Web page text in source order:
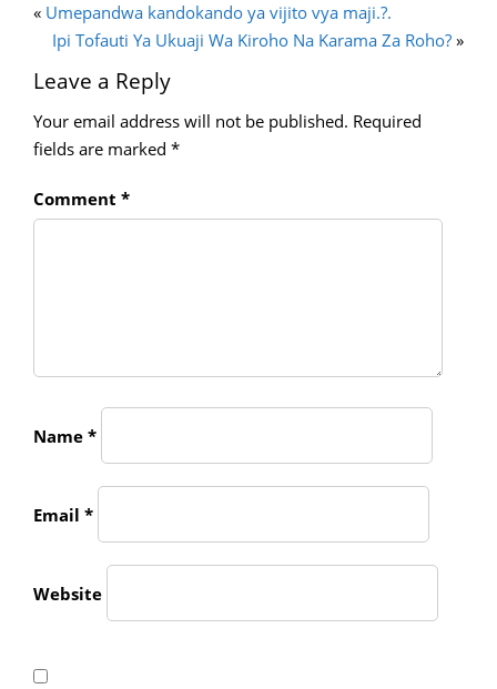
« Umepandwa kandokando ya vijito vya maji.?.
Ipi Tofauti Ya Ukuaji Wa Kiroho Na Karama Za Roho? »
Leave a Reply
Your email address will not be published. Required
fields are marked *
Comment *
Name *
Email *
Website